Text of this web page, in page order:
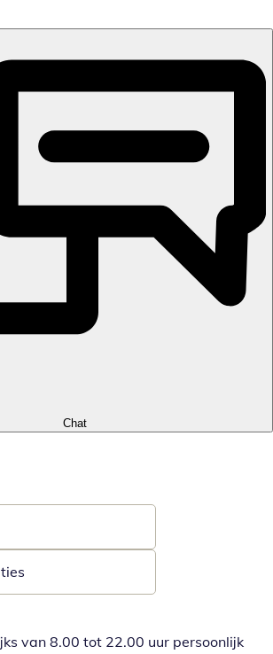
Chat
van 8.00 tot 22.00 uur persoonlijk